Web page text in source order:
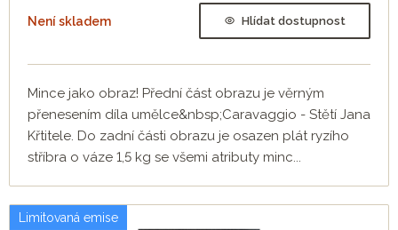
Není skladem Hlídat dostupnost
Mince jako obraz! Přední část obrazu je věrným
přenesením díla umělce&nbsp;Caravaggio - Stětí Jana
Křtitele. Do zadní části obrazu je osazen plát ryzího
stříbra o váze 1,5 kg se všemi atributy minc...
Limitovaná emise